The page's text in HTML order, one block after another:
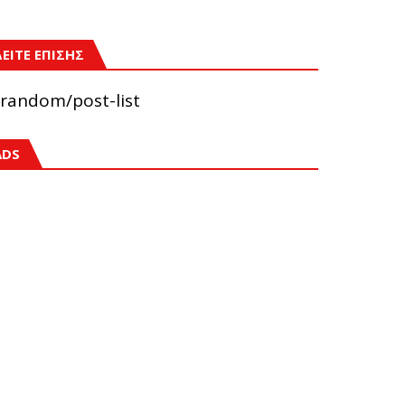
ΕΠΙΣΗΣ
post-list